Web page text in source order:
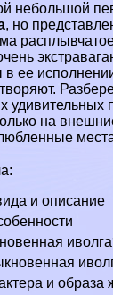
небольшой
, но
ее
удивительных
на
и описание
и образа